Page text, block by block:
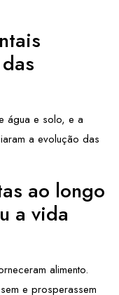
água e solo, e a
a evolução das
ao longo
a vida
alimento.
e prosperassem